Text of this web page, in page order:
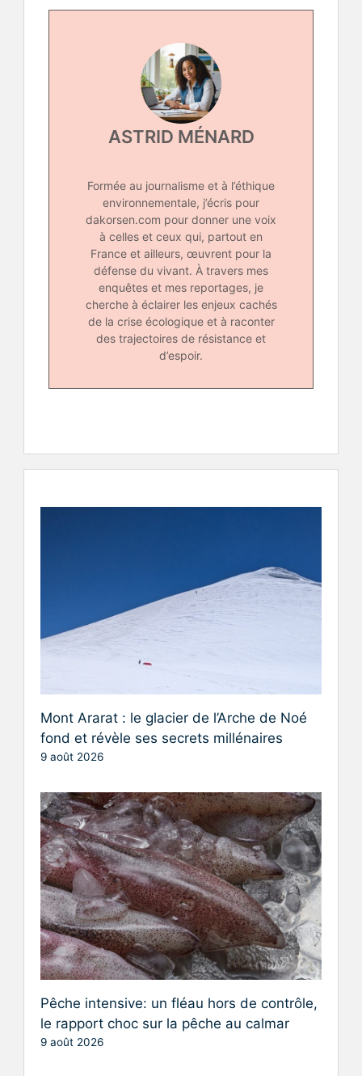
ASTRID MÉNARD
Formée au journalisme et à l’éthique
environnementale, j’écris pour
dakorsen.com pour donner une voix
à celles et ceux qui, partout en
France et ailleurs, œuvrent pour la
défense du vivant. À travers mes
enquêtes et mes reportages, je
cherche à éclairer les enjeux cachés
de la crise écologique et à raconter
des trajectoires de résistance et
d’espoir.
Mont Ararat : le glacier de l’Arche de Noé
fond et révèle ses secrets millénaires
9 août 2026
Pêche intensive: un fléau hors de contrôle,
le rapport choc sur la pêche au calmar
9 août 2026